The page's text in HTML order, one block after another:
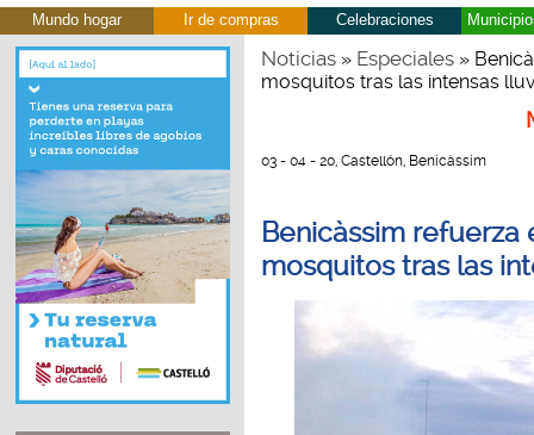
Mundo hogar Ir de compras Celebraciones
Noticias» Especiales»
mosquitos tras las intensas
03 - 04 - 20, Castellón, Benicàssim
Benicàssim
mosquitos tras las